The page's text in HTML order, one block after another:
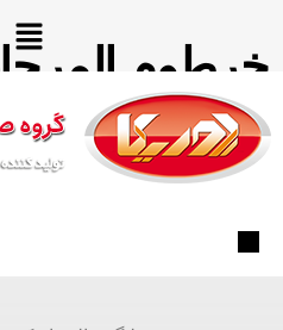
خرطوم
محول (مودیل